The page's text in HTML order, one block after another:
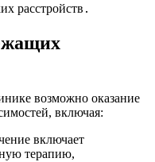
расстройств․
возможно оказание
включая:
включает
терапию,